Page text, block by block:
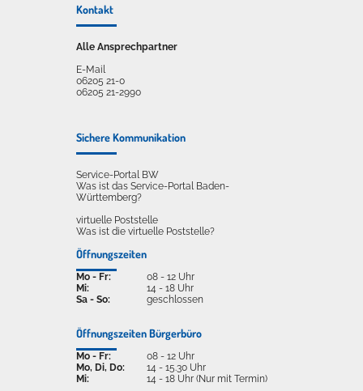
Kontakt
Alle Ansprechpartner
E-Mail
06205 21-0
06205 21-2990
Sichere Kommunikation
Service-Portal BW
Was ist das Service-Portal Baden-
Württemberg?
virtuelle Poststelle
Was ist die virtuelle Poststelle?
Öffnungszeiten
Mo - Fr:
Mi:
Sa - So:
08 - 12 Uhr
14 - 18 Uhr
geschlossen
Öffnungszeiten Bürgerbüro
Mo - Fr:
Mo, Di, Do:
Mi:
08 - 12 Uhr
14 - 15.30 Uhr
14 - 18 Uhr (Nur mit Termin)